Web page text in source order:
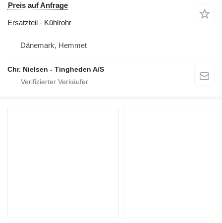
Preis auf Anfrage
Ersatzteil - Kühlrohr
Dänemark, Hemmet
Chr. Nielsen - Tingheden A/S